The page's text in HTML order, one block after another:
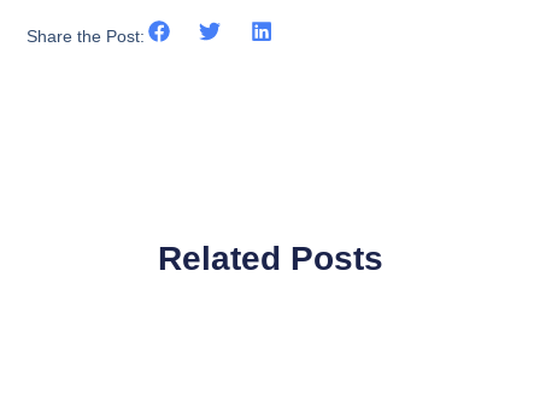
Share the Post:
Related Posts